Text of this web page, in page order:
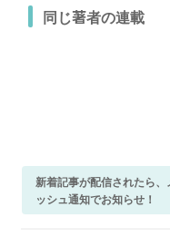
同じ著者の連載
新着記事が配信されたら、
ッシュ通知でお知らせ！